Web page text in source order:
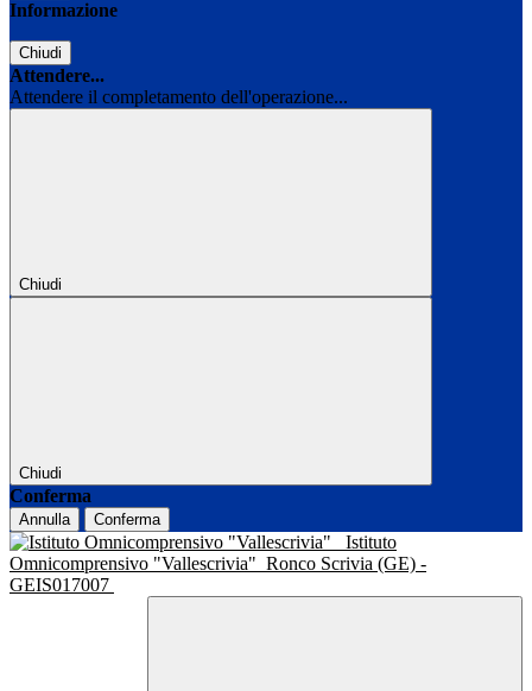
Informazione
Chiudi
Attendere...
Attendere il completamento dell'operazione...
Chiudi
Chiudi
Conferma
Annulla Conferma
Istituto
Omnicomprensivo "Vallescrivia" Ronco Scrivia (GE) -
GEIS017007